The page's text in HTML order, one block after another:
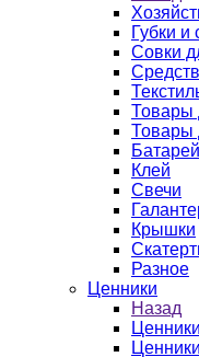
Губки и
Совки
Товары
Товары
Клей
Свечи
Крышки
Разное
Ценники
Назад
Ценники